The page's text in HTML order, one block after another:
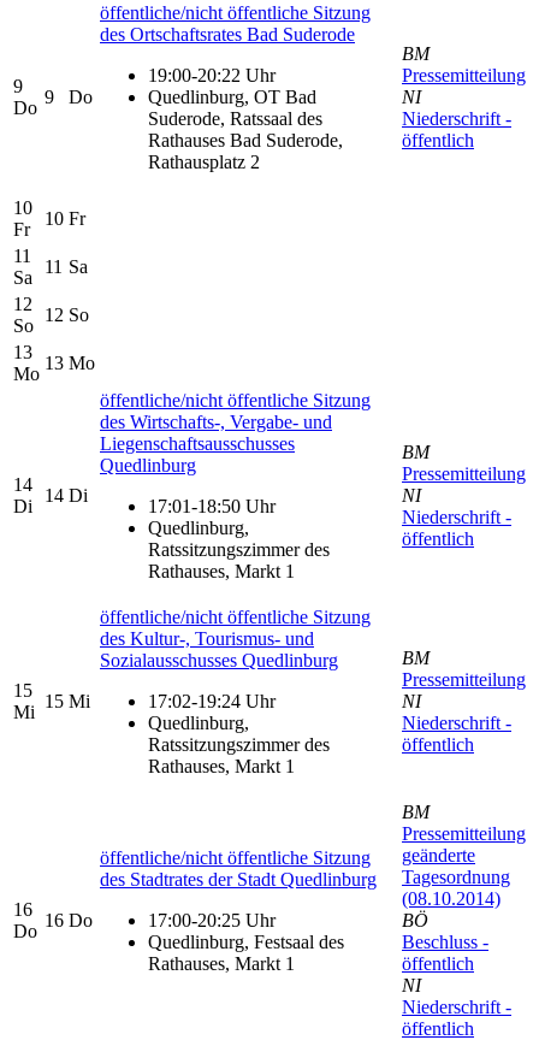
9
Do
9 Do
öffentliche/nicht öffentliche Sitzung
des Ortschaftsrates Bad Suderode
19:00-20:22 Uhr
Quedlinburg, OT Bad
Suderode, Ratssaal des
Rathauses Bad Suderode,
Rathausplatz 2
BM
Pressemitteilung
NI
Niederschrift -
öffentlich
10
Fr
10 Fr
11
Sa
11 Sa
12
So
12 So
13
Mo
13 Mo
14
Di
14 Di
öffentliche/nicht öffentliche Sitzung
des Wirtschafts-, Vergabe- und
Liegenschaftsausschusses
Quedlinburg
17:01-18:50 Uhr
Quedlinburg,
Ratssitzungszimmer des
Rathauses, Markt 1
BM
Pressemitteilung
NI
Niederschrift -
öffentlich
15
Mi
15 Mi
öffentliche/nicht öffentliche Sitzung
des Kultur-, Tourismus- und
Sozialausschusses Quedlinburg
17:02-19:24 Uhr
Quedlinburg,
Ratssitzungszimmer des
Rathauses, Markt 1
BM
Pressemitteilung
NI
Niederschrift -
öffentlich
16
Do
16 Do
öffentliche/nicht öffentliche Sitzung
des Stadtrates der Stadt Quedlinburg
17:00-20:25 Uhr
Quedlinburg, Festsaal des
Rathauses, Markt 1
BM
Pressemitteilung
geänderte
Tagesordnung
(08.10.2014)
BÖ
Beschluss -
öffentlich
NI
Niederschrift -
öffentlich